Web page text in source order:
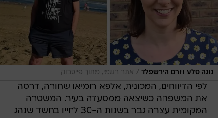
נוגה סלע ויורם הירשפלד / אתר רשמי, מתוך פייסבוק
לפי הדיווחים, המכונית, אלפא רומיאו שחורה, דרסה
את המשפחה כשיצאה ממסעדה בעיר. המשטרה
המקומית עצרה גבר בשנות ה-30 לחייו בחשד שנהג